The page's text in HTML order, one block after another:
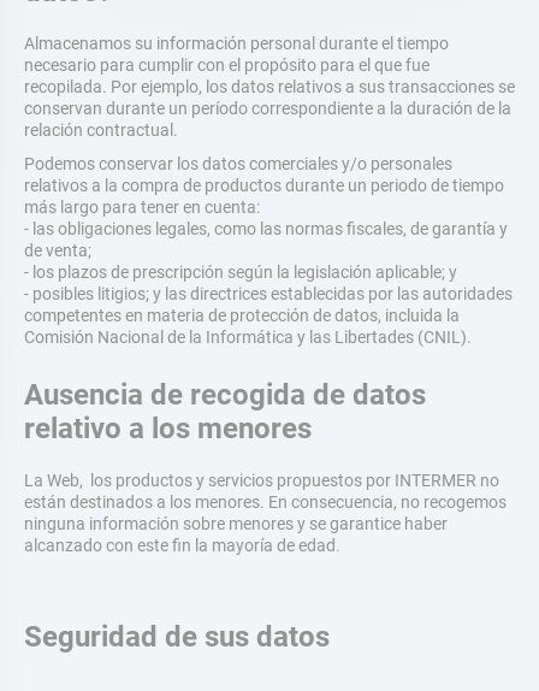
Almacenamos su información personal durante el tiempo
necesario para cumplir con el propósito para el que fue
recopilada. Por ejemplo, los datos relativos a sus transacciones se
conservan durante un período correspondiente a la duración de la
relación contractual.
Podemos conservar los datos comerciales y/o personales
relativos a la compra de productos durante un periodo de tiempo
más largo para tener en cuenta:
- las obligaciones legales, como las normas fiscales, de garantía y
de venta;
- los plazos de prescripción según la legislación aplicable; y
- posibles litigios; y las directrices establecidas por las autoridades
competentes en materia de protección de datos, incluida la
Comisión Nacional de la Informática y las Libertades (CNIL).
Ausencia de recogida de datos
relativo a los menores
La Web, los productos y servicios propuestos por INTERMER no
están destinados a los menores. En consecuencia, no recogemos
ninguna información sobre menores y se garantice haber
alcanzado con este fin la mayoría de edad.
Seguridad de sus datos